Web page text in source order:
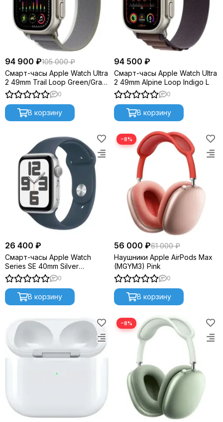
94 900 ₽105 000 ₽
Смарт-часы Apple Watch Ultra
2 49mm Trail Loop Green/Gray
M/L
0
В корзину
94 500 ₽
Смарт-часы Apple Watch Ultra
2 49mm Alpine Loop Indigo L
0
В корзину
26 400 ₽
Смарт-часы Apple Watch
Series SE 40mm Silver
Aluminium M/L (2023) MRE23
0
В корзину
−8%
56 000 ₽61 000 ₽
Наушники Apple AirPods Max
(MGYM3) Pink
0
В корзину
−8%